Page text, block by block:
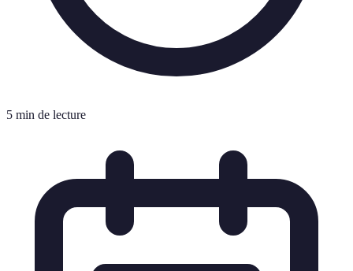
5 min de lecture